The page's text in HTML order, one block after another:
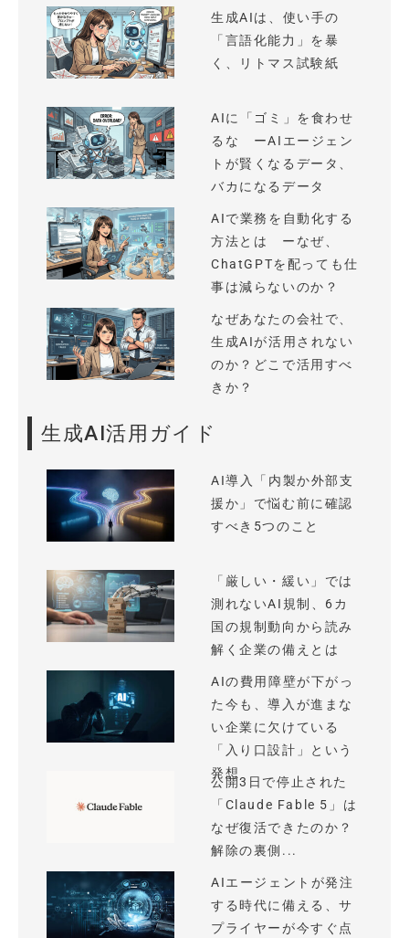
生成AIは、使い手の
「言語化能力」を暴
く、リトマス試験紙
AIに「ゴミ」を食わせ
るな ーAIエージェン
トが賢くなるデータ、
バカになるデータ
AIで業務を自動化する
方法とは ーなぜ、
ChatGPTを配っても仕
事は減らないのか？
なぜあなたの会社で、
生成AIが活用されない
のか？どこで活用すべ
きか？
生成AI活用ガイド
AI導入「内製か外部支
援か」で悩む前に確認
すべき5つのこと
「厳しい・緩い」では
測れないAI規制、6カ
国の規制動向から読み
解く企業の備えとは
AIの費用障壁が下がっ
た今も、導入が進まな
い企業に欠けている
「入り口設計」という
発想
公開3日で停止された
「Claude Fable 5」は
なぜ復活できたのか？
解除の裏側...
AIエージェントが発注
する時代に備える、サ
プライヤーが今すぐ点